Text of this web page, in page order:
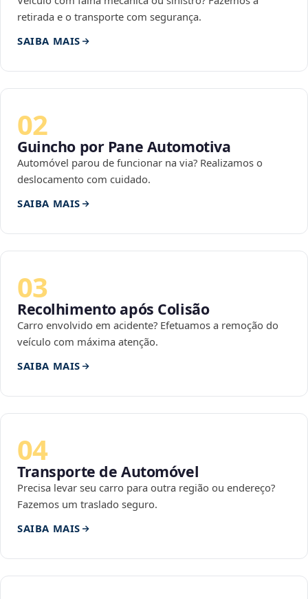
retirada e o transporte com segurança.
SAIBA MAIS
02
Guincho por Pane Automotiva
Automóvel parou de funcionar na via? Realizamos o
deslocamento com cuidado.
SAIBA MAIS
03
Recolhimento após Colisão
Carro envolvido em acidente? Efetuamos a remoção do
veículo com máxima atenção.
SAIBA MAIS
04
Transporte de Automóvel
Precisa levar seu carro para outra região ou endereço?
Fazemos um traslado seguro.
SAIBA MAIS